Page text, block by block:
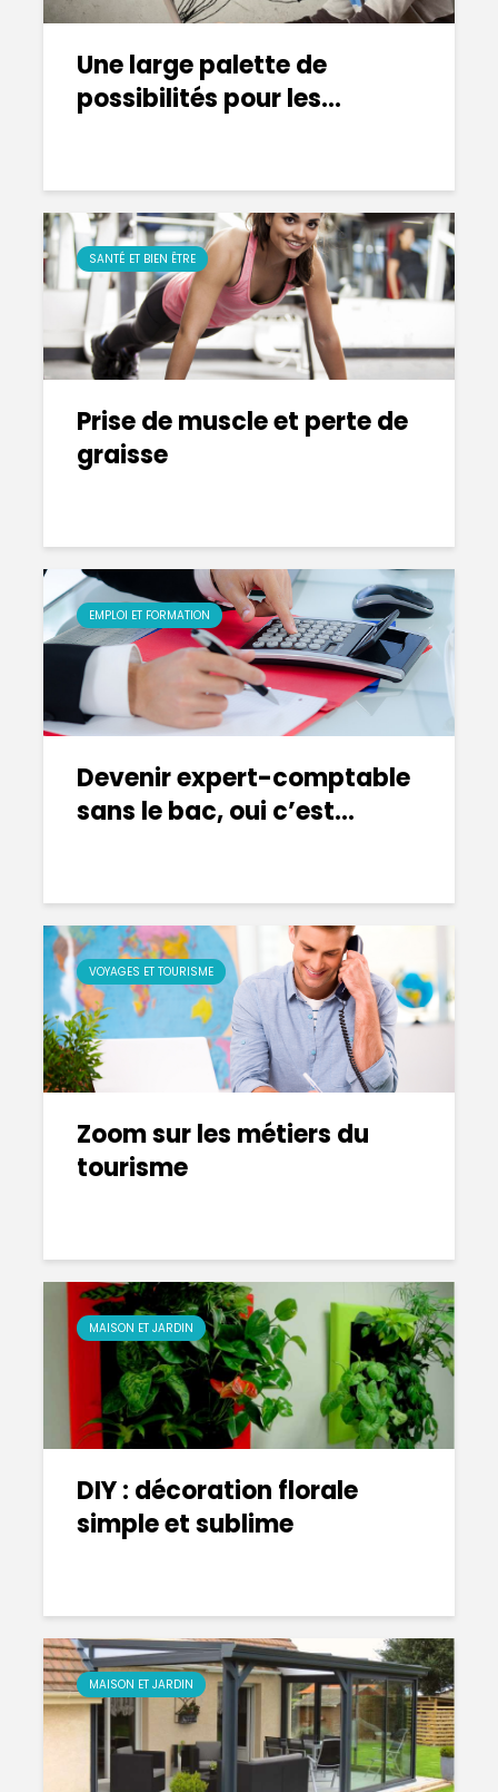
Une large palette de
possibilités pour les...
SANTÉ ET BIEN ÊTRE
Prise de muscle et perte de
graisse
EMPLOI ET FORMATION
Devenir expert-comptable
sans le bac, oui c’est...
VOYAGES ET TOURISME
Zoom sur les métiers du
tourisme
MAISON ET JARDIN
DIY : décoration florale
simple et sublime
MAISON ET JARDIN